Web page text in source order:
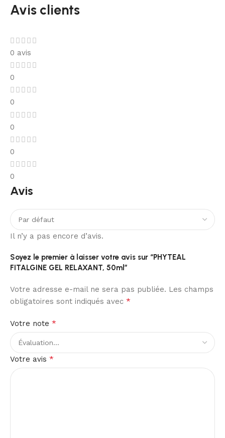
Avis clients
0 avis
0
0
0
0
0
Avis
Il n’y a pas encore d’avis.
Soyez le premier à laisser votre avis sur “PHYTEAL
FITALGINE GEL RELAXANT, 50ml”
Votre adresse e-mail ne sera pas publiée. Les champs
obligatoires sont indiqués avec *
Votre note *
Votre avis *